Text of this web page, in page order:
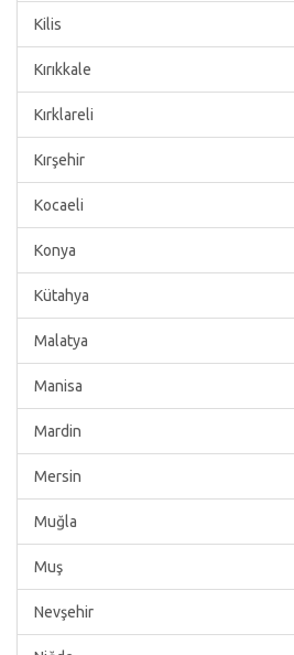
Kilis
Kırıkkale
Kırklareli
Kırşehir
Kocaeli
Konya
Kütahya
Malatya
Manisa
Mardin
Mersin
Muğla
Muş
Nevşehir